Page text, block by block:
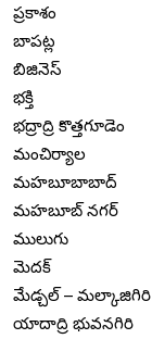
ప్రకాశం
బాపట్ల
బిజినెస్
భక్తి
భద్రాద్రి కొత్తగూడెం
మంచిర్యాల
మహబూబాబాద్
మహబూబ్ నగర్
ములుగు
మెదక్
మేడ్చల్ – మల్కాజిగిరి
యాదాద్రి భువనగిరి